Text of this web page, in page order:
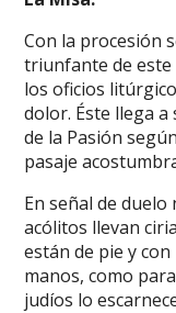
Con la procesión
triunfante de este
los oficios
dolor. Éste llega
de la Pasión
pasaje
En señal de
acólitos llevan
están de pie y
manos, como
judíos lo